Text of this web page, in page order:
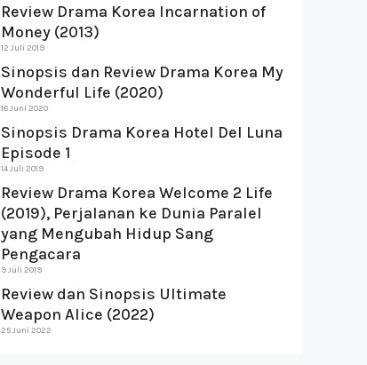
Review Drama Korea Incarnation of
Money (2013)
12 Juli 2019
Sinopsis dan Review Drama Korea My
Wonderful Life (2020)
18 Juni 2020
Sinopsis Drama Korea Hotel Del Luna
Episode 1
14 Juli 2019
Review Drama Korea Welcome 2 Life
(2019), Perjalanan ke Dunia Paralel
yang Mengubah Hidup Sang
Pengacara
9 Juli 2019
Review dan Sinopsis Ultimate
Weapon Alice (2022)
25 Juni 2022